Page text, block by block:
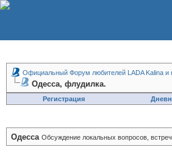
Официальный Форум любителей LADA Kalina и
Одесса, флудилка.
Регистрация
Одесса Обсуждение локальных вопросов,